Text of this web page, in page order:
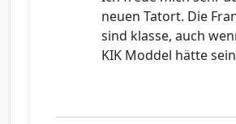
neuen Tatort. Die
sind klasse, auch
KIK Moddel hätte